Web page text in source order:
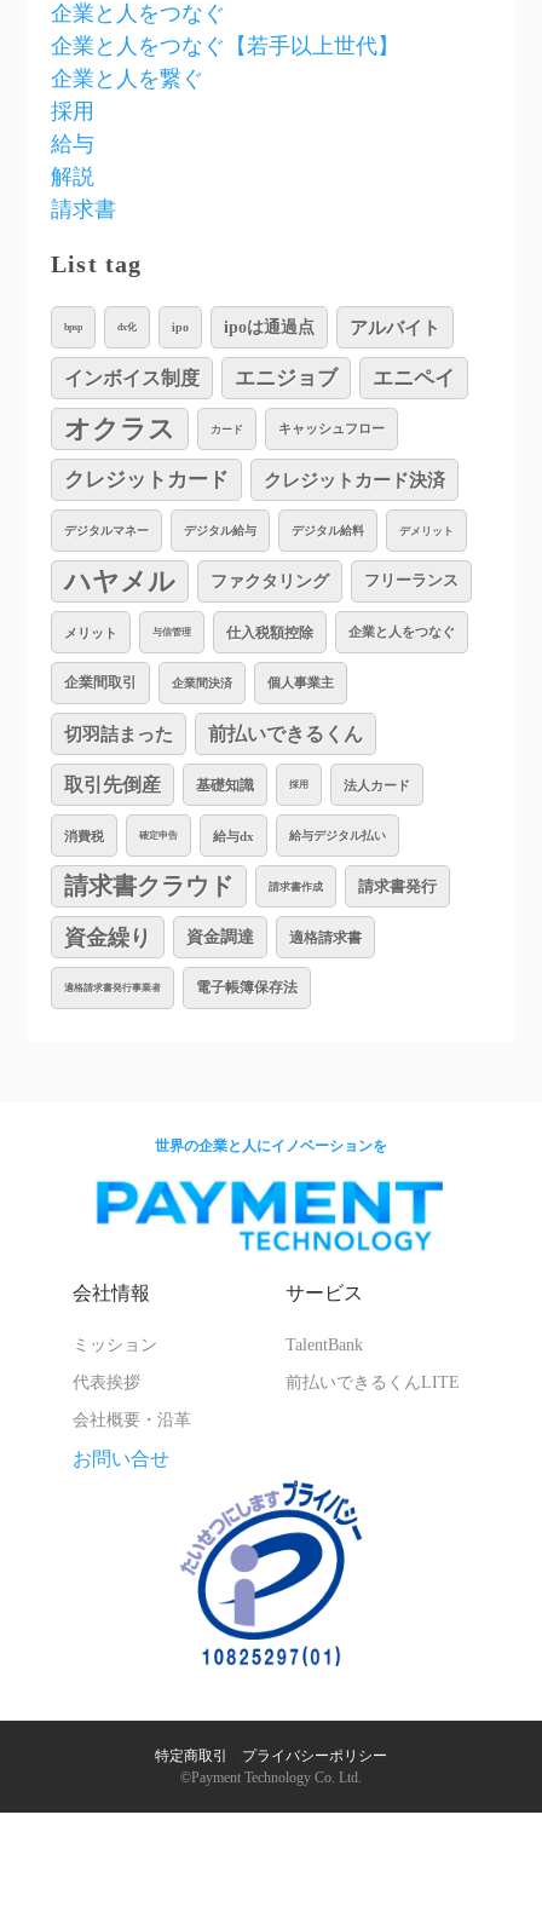
企業と人をつなぐ
企業と人をつなぐ【若手以上世代】
企業と人を繋ぐ
採用
給与
解説
請求書
List tag
bpsp dx化 ipo ipoは通過点 アルバイト
インボイス制度 エニジョブ エニペイ
オクラス カード キャッシュフロー
クレジットカード クレジットカード決済
デジタルマネー デジタル給与 デジタル給料 デメリット
ハヤメル ファクタリング フリーランス
メリット 与信管理 仕入税額控除 企業と人をつなぐ
企業間取引 企業間決済 個人事業主
切羽詰まった 前払いできるくん
取引先倒産 基礎知識 採用 法人カード
消費税 確定申告 給与dx 給与デジタル払い
請求書クラウド 請求書作成 請求書発行
資金繰り 資金調達 適格請求書
適格請求書発行事業者 電子帳簿保存法
世界の企業と人にイノベーションを
会社情報
ミッション
代表挨拶
会社概要・沿革
サービス
TalentBank
前払いできるくんLITE
お問い合せ
特定商取引
プライバシーポリシー
©︎Payment Technology Co. Ltd.